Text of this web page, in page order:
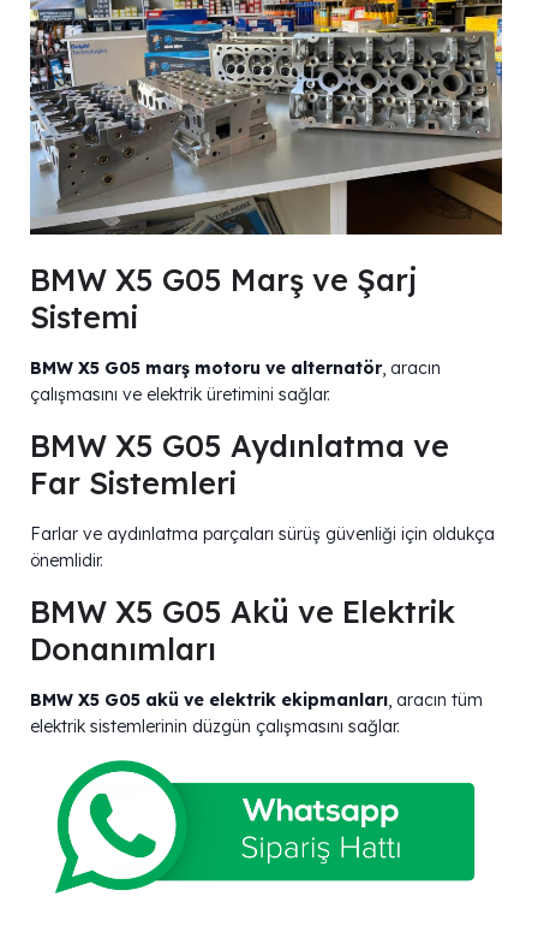
BMW X5 G05 Marş ve Şarj
Sistemi
BMW X5 G05 marş motoru ve alternatör, aracın
çalışmasını ve elektrik üretimini sağlar.
BMW X5 G05 Aydınlatma ve
Far Sistemleri
Farlar ve aydınlatma parçaları sürüş güvenliği için oldukça
önemlidir.
BMW X5 G05 Akü ve Elektrik
Donanımları
BMW X5 G05 akü ve elektrik ekipmanları, aracın tüm
elektrik sistemlerinin düzgün çalışmasını sağlar.